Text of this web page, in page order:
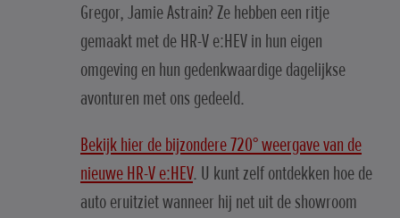
Gregor, Jamie Astrain? Ze hebben een ritje
gemaakt met de HR-V e:HEV in hun eigen
omgeving en hun gedenkwaardige dagelijkse
avonturen met ons gedeeld.
Bekijk hier de bijzondere 720° weergave van de
nieuwe HR-V e:HEV. U kunt zelf ontdekken hoe de
auto eruitziet wanneer hij net uit de showroom